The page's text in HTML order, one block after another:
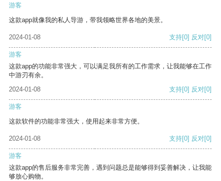
游客
这款app就像我的私人导游，带我领略世界各地的美景。
2024-01-08 支持[0] 反对[0]
游客
这款app的功能非常强大，可以满足我所有的工作需求，让我能够在工作
中游刃有余。
2024-01-08
支持[0] 反对[0]
游客
这款软件的功能非常强大，使用起来非常方便。
2024-01-08 支持[0] 反对[0]
游客
这款app的售后服务非常完善，遇到问题总是能够得到妥善解决，让我能
够放心购物。